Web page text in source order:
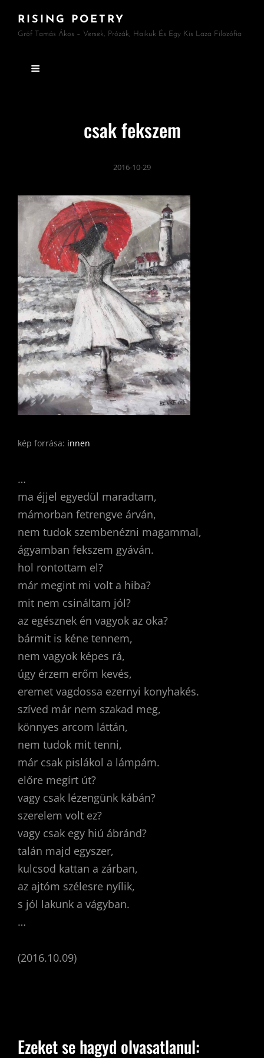
RISING POETRY
Gróf Tamás Ákos – Versek, Prózák, Haikuk És Egy Kis Laza Filozófia
csak fekszem
2016-10-29
kép forrása: innen
…
ma éjjel egyedül maradtam,
mámorban fetrengve árván,
nem tudok szembenézni magammal,
ágyamban fekszem gyáván.
hol rontottam el?
már megint mi volt a hiba?
mit nem csináltam jól?
az egésznek én vagyok az oka?
bármit is kéne tennem,
nem vagyok képes rá,
úgy érzem erőm kevés,
eremet vagdossa ezernyi konyhakés.
szíved már nem szakad meg,
könnyes arcom láttán,
nem tudok mit tenni,
már csak pislákol a lámpám.
előre megírt út?
vagy csak lézengünk kábán?
szerelem volt ez?
vagy csak egy hiú ábránd?
talán majd egyszer,
kulcsod kattan a zárban,
az ajtóm szélesre nyílik,
s jól lakunk a vágyban.
…
(2016.10.09)
Ezeket se hagyd olvasatlanul: